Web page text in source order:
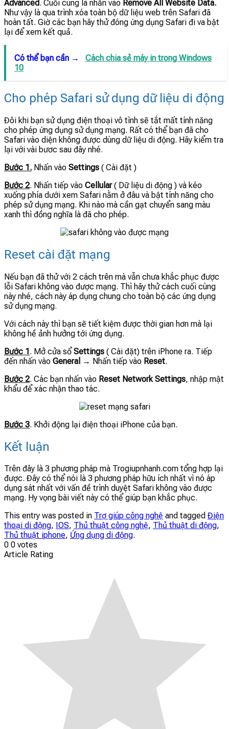
Advanced. Cuối cùng là nhấn vào Remove All Website Data.
Như vậy là qua trình xóa toàn bộ dữ liệu web trên Safari đã
hoàn tất. Giờ các bạn hãy thử đóng ứng dụng Safari đi va bật
lại để xem kết quả.
Có thể bạn cần →
Cách chia sẻ máy in trong Windows
10
Cho phép Safari sử dụng dữ liệu di động
Đôi khi bạn sử dụng điện thoại vô tình sẽ tắt mất tính năng
cho phép ứng dụng sử dụng mạng. Rất có thể bạn đã cho
Safari vào diện không được dùng dữ liệu di động. Hãy kiểm tra
lại với vài bươc sau đây nhé.
Bước 1. Nhấn vào Settings ( Cài đặt )
Bước 2. Nhấn tiếp vào Cellular( Dữ liệu di động ) và kéo
xuống phía dưới xem Safari nằm ở đâu và bật tính năng cho
phép sử dụng mạng. Khi nào mà cần gạt chuyển sang màu
xanh thì đồng nghĩa là đã cho phép.
Reset cài đặt mạng
Nếu bạn đã thử với 2 cách trên mà vẫn chưa khắc phục được
lỗi Safari không vào được mạng. Thì hãy thử cách cuối cùng
này nhé, cách này áp dụng chung cho toàn bộ các ứng dụng
sử dụng mạng.
Với cách này thì bạn sẽ tiết kiệm được thời gian hơn mà lại
không hề ảnh hưởng tới ứng dụng.
Bước 1. Mở cửa sổSettings ( Cài đặt) trên iPhone ra. Tiếp
đến nhấn vào General → Nhấn tiếp vào Reset.
Bước 2. Các bạn nhấn vào Reset Network Settings, nhập mật
khẩu để xác nhận thao tác.
Bước 3. Khởi động lại điện thoại iPhone của bạn.
Kết luận
Trên đây là 3 phương pháp mà Trogiupnhanh.com tổng hợp lại
được. Đây có thể nói là 3 phương pháp hữu ích nhất vì nó áp
dụng sát nhất với vấn đề trình duyệt Safari không vào được
mạng. Hy vọng bài viết này có thể giúp bạn khắc phục.
This entry was posted in Trợ giúp công nghệ and tagged Điện
thoại di động, IOS, Thủ thuật công nghệ, Thủ thuật di động,
Thủ thuật iphone, Ứng dụng di động.
0 0 votes
Article Rating